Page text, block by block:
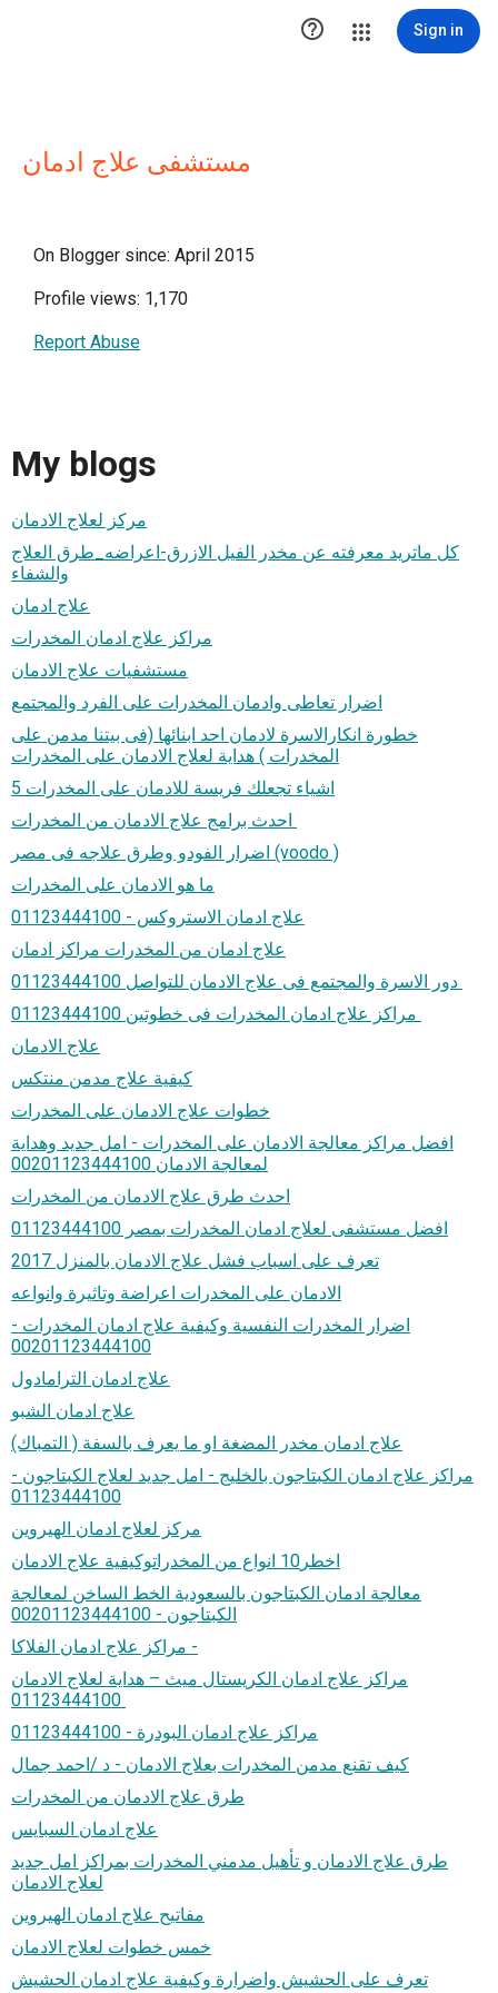
 Sign in
مستشفى علاج ادمان
On Blogger since: April 2015
Profile views: 1,170
Report Abuse
My blogs
مركز لعلاج الادمان
كل ماتريد معرفته عن مخدر الفيل الازرق-اعراضه_طرق العلاج
والشفاء
علاج ادمان
مراكز علاج ادمان المخدرات
مستشفيات علاج الادمان
اضرار تعاطى وادمان المخدرات على الفرد والمجتمع
خطورة انكارالاسرة لادمان احد ابنائها (فى بيتنا مدمن على
المخدرات ) هداية لعلاج الادمان على المخدرات
5 اشياء تجعلك فريسة للادمان على المخدرات
اضرار الفودو وطرق علاجه فى مصر (voodo )
ما هو الادمان على المخدرات
علاج ادمان الاستروكس - 01123444100
علاج ادمان من المخدرات مراكز ادمان
علاج الادمان
كيفية علاج مدمن منتكس
خطوات علاج الادمان على المخدرات
افضل مراكز معالجة الادمان على المخدرات - امل جديد وهداية
لمعالجة الادمان 00201123444100
احدث طرق علاج الادمان من المخدرات
افضل مستشفى لعلاج ادمان المخدرات بمصر 01123444100
تعرف على اسباب فشل علاج الادمان بالمنزل 2017
الادمان على المخدرات اعراضة وتاثيرة وانواعه
اضرار المخدرات النفسية وكيفية علاج ادمان المخدرات -
00201123444100
علاج ادمان الترامادول
علاج ادمان الشبو
علاج ادمان مخدر المضغة او ما يعرف بالسفة ( التمباك)
مراكز علاج ادمان الكبتاجون بالخليج - امل جديد لعلاج الكبتاجون -
01123444100
مركز لعلاج ادمان الهيروين
اخطر10 انواع من المخدراتوكيفية علاج الادمان
معالجة ادمان الكبتاجون بالسعودية الخط الساخن لمعالجة
الكبتاجون - 00201123444100
مراكز علاج ادمان الفلاكا -
مراكز علاج ادمان الكريستال ميث – هداية لعلاج الادمان
مراكز علاج ادمان البودرة - 01123444100
كيف تقنع مدمن المخدرات بعلاج الادمان - د /احمد جمال
طرق علاج الادمان من المخدرات
علاج ادمان السبايس
طرق علاج الادمان و تأهيل مدمني المخدرات بمراكز امل جديد
لعلاج الادمان
مفاتيح علاج ادمان الهيروين
خمس خطوات لعلاج الادمان
تعرف على الحشيش واضرارة وكيفية علاج ادمان الحشيش